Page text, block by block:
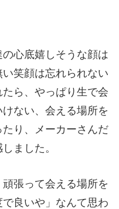
心底嬉しそうな顔は
笑顔は忘れられない
ら、やっぱり生で会
ない、会える場所を
り、メーカーさんだ
ました。
張って会える場所を
良いや」なんて思わ